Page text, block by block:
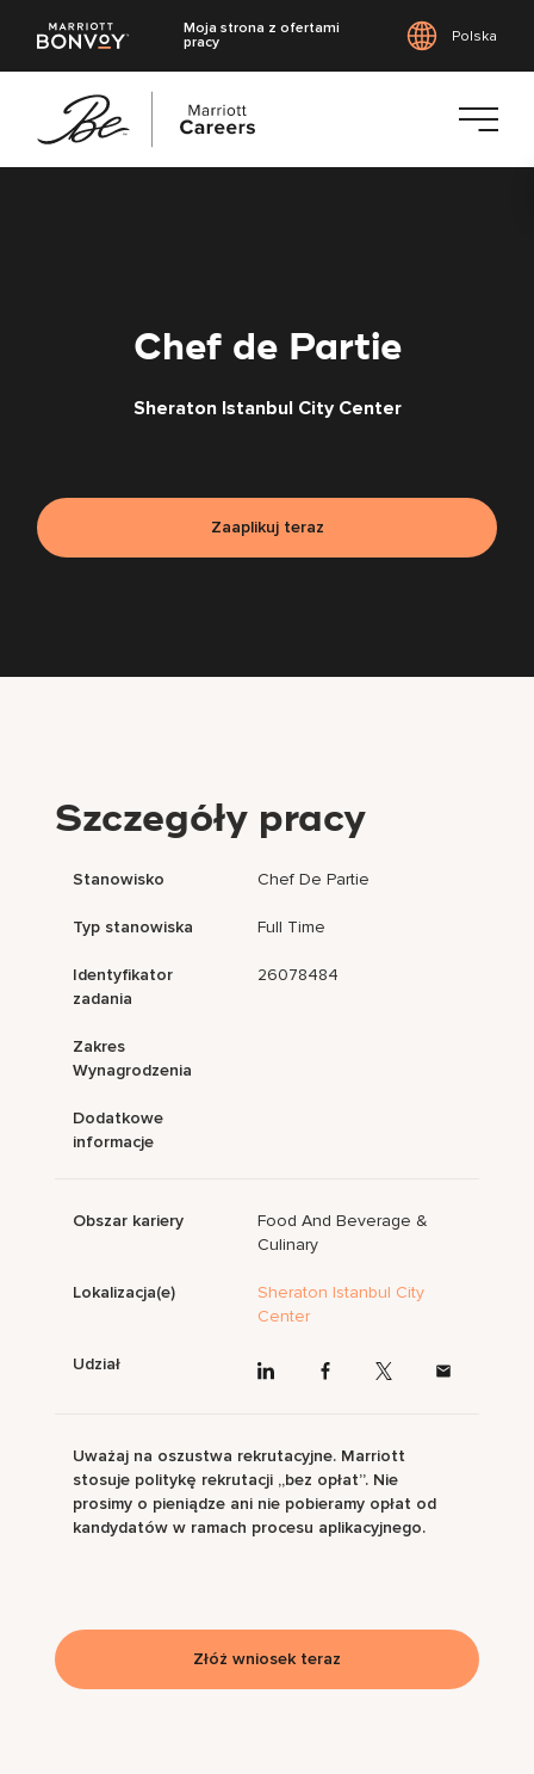
Moja strona z ofertami
pracy
Polska
Chef de Partie
Sheraton Istanbul City Center
Zaaplikuj teraz
Szczegóły pracy
Stanowisko Chef De Partie
Typ stanowiska Full Time
Identyfikator
zadania
26078484
Zakres
Wynagrodzenia
Dodatkowe
informacje
Obszar kariery
Food And Beverage &
Culinary
Lokalizacja(e)
Sheraton Istanbul City
Center
Udział
Uważaj na oszustwa rekrutacyjne. Marriott
stosuje politykę rekrutacji „bez opłat”. Nie
prosimy o pieniądze ani nie pobieramy opłat od
kandydatów w ramach procesu aplikacyjnego.
Złóż wniosek teraz